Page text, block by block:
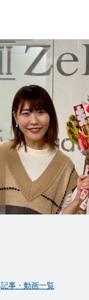
記事・動画一覧